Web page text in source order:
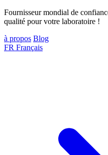
Fournisseur mondial de
qualité pour votre laboratoire !
à propos Blog
FR Français